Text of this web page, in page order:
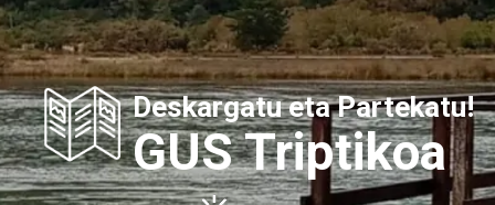
Deskargatu eta Partekatu!
GUS Triptikoa